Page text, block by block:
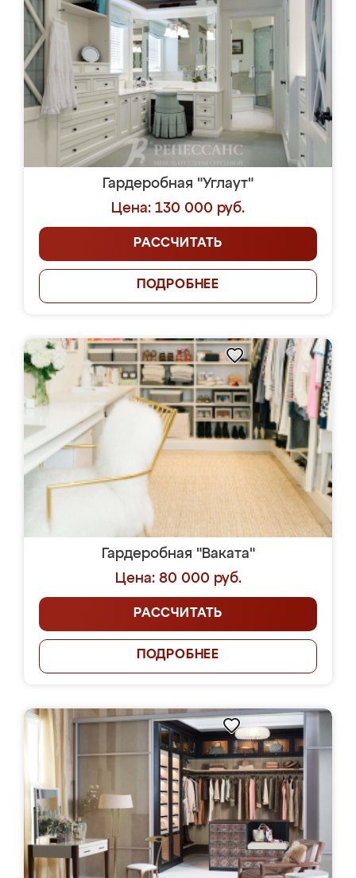
Гардеробная "Углаут"
Цена: 130 000 руб.
РАССЧИТАТЬ
ПОДРОБНЕЕ
Гардеробная "Ваката"
Цена: 80 000 руб.
РАССЧИТАТЬ
ПОДРОБНЕЕ